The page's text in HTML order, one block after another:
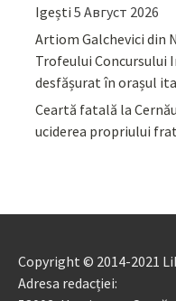
Igești 5 Август 2026
Artiom Galchevici din
Trofeului Concursului
desfășurat în orașul
Ceartă fatală la
uciderea propriului
Copyright © 2014-2021
Adresa redacției: